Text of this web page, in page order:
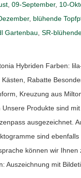
, 09-September, 10-
, blühende
Gartenbau, SR-
Hybriden Farben:
Rabatte
Kreuzung aus
Produkte sind
ausgezeichnet.
sind ebenfalls
können wir Ihnen
Auszeichnung mit